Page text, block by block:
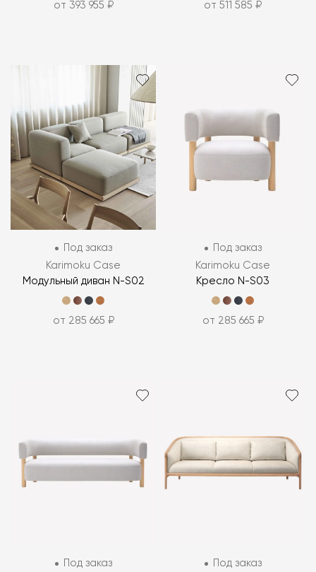
от 393 955 ₽ от 511 585 ₽
Под заказ
Karimoku Case
Модульный диван N-S02
от 285 665 ₽
Под заказ
Karimoku Case
Кресло N-S03
от 285 665 ₽
Под заказ
Под заказ